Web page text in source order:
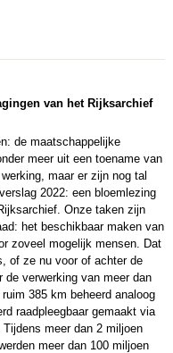
van het Rijksarchief
de maatschappelijke
meer uit een toename van
maar er zijn nog tal
2022: een bloemlezing
Onze taken zijn
het beschikbaar maken van
zoveel mogelijk mensen. Dat
of ze nu voor of achter de
de verwerking van meer dan
385 km beheerd analoog
raadpleegbaar gemaakt via
meer dan 2 miljoen
meer dan 100 miljoen